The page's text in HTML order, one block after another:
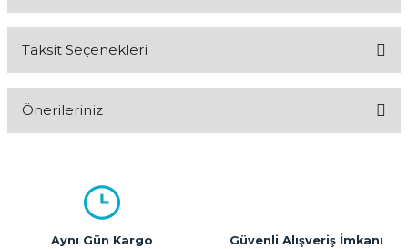
Taksit Seçenekleri
Önerileriniz
kullanarak tarafımıza iletebilirsiniz.
Görüş ve önerileriniz için teşekkür ederiz.
Aynı Gün Kargo Güvenli Alışveriş İmkanı